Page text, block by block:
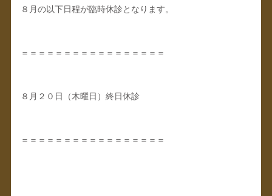
８月の以下日程が臨時休診となります。
＝＝＝＝＝＝＝＝＝＝＝＝＝＝＝＝＝
８月２０日（木曜日）終日休診
＝＝＝＝＝＝＝＝＝＝＝＝＝＝＝＝＝